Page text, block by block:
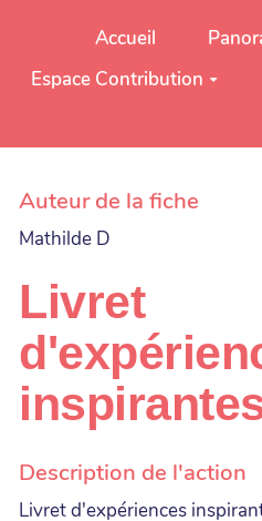
Aller au contenu principal
Accueil
Espace Contribution
Auteur de la fiche
Mathilde D
Livret
Description de l'action
Livret d'expériences